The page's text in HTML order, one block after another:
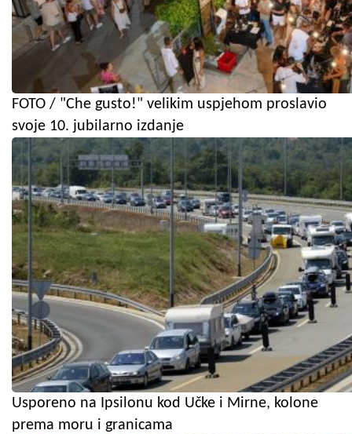
FOTO / "Che gusto!" velikim uspjehom proslavio
svoje 10. jubilarno izdanje
Usporeno na Ipsilonu kod Učke i Mirne, kolone
prema moru i granicama